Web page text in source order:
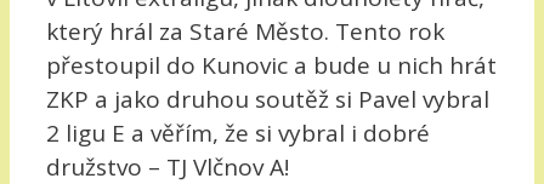
který hrál za Staré Město. Tento rok
přestoupil do Kunovic a bude u nich hrát
ZKP a jako druhou soutěž si Pavel vybral
2 ligu E a věřím, že si vybral i dobré
družstvo – TJ Vlčnov A!